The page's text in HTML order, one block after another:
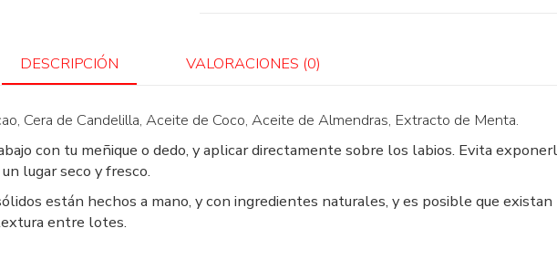
DESCRIPCIÓN VALORACIONES (0)
Cera de Candelilla, Aceite de Coco, Aceite de Almendras, Extracto de Menta.
con tu meñique o dedo, y aplicar directamente sobre los labios. Evita
lugar seco y fresco.
están hechos a mano, y con ingredientes naturales, y es posible que existan
entre lotes.